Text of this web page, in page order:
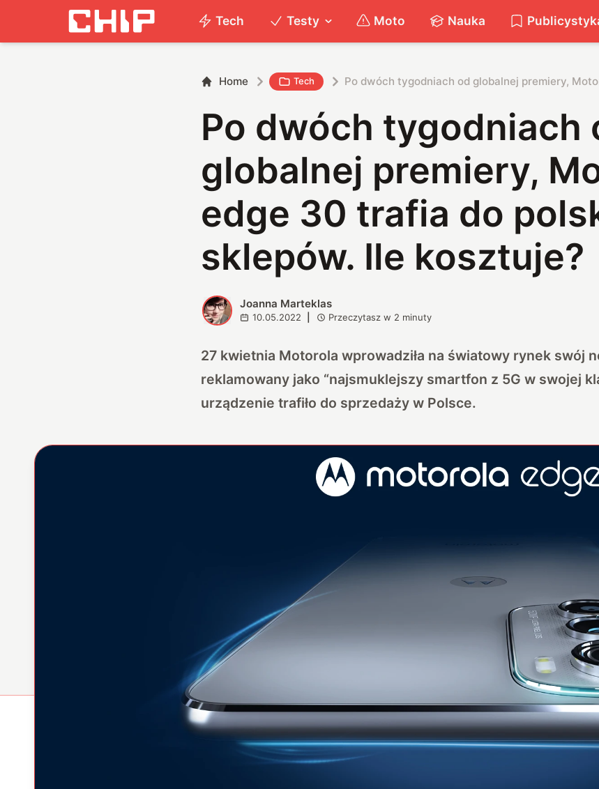
Tech Testy Moto Nauka
Home Tech Po dwóch tygodniach od globalnej premiery,
Po dwóch tygodniach
globalnej premiery,
edge 30 trafia do
sklepów. Ile kosztuje?
J Joanna Marteklas
10.05.2022 Przeczytasz w 2 minuty
27 kwietnia Motorola wprowadziła na światowy rynek swój
reklamowany jako “najsmuklejszy smartfon z 5G w swojej
urządzenie trafiło do sprzedaży w Polsce.